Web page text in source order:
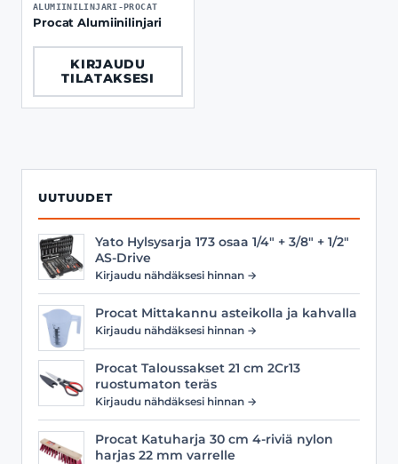
UUTUUDET
Yato Hylsysarja 173 osaa 1/4" + 3/8" + 1/2"
AS-Drive
Kirjaudu nähdäksesi hinnan →
Procat Mittakannu asteikolla ja kahvalla
Kirjaudu nähdäksesi hinnan →
Procat Taloussakset 21 cm 2Cr13
ruostumaton teräs
Kirjaudu nähdäksesi hinnan →
Procat Katuharja 30 cm 4-riviä nylon
harjas 22 mm varrelle
ALUMIINILINJARI-PROCAT
Procat Alumiinilinjari
KIRJAUDU
TILATAKSESI